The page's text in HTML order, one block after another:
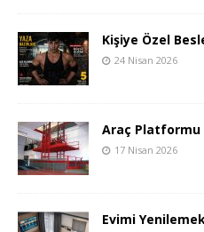
Kişiye Özel
24 Nisan 2026
Araç
17 Nisan 2026
Evimi